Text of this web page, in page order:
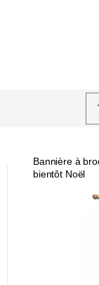
Bannière à
bientôt Noël